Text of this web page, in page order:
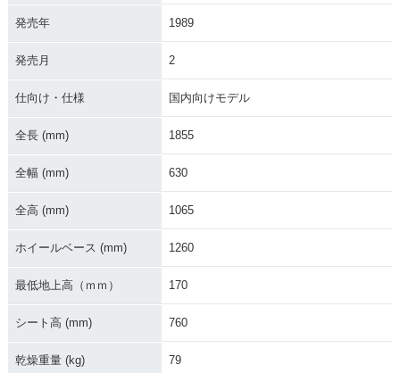
発売年 1989
発売月 2
仕向け・仕様 国内向けモデル
全長 (mm) 1855
全幅 (mm) 630
全高 (mm) 1065
ホイールベース (mm) 1260
最低地上高（ｍｍ） 170
シート高 (mm) 760
乾燥重量 (kg) 79